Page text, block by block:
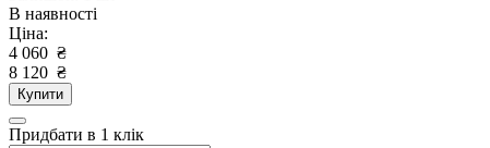
В наявності
Ціна:
4 060 ₴
8 120 ₴
Купити
Придбати в 1 клік